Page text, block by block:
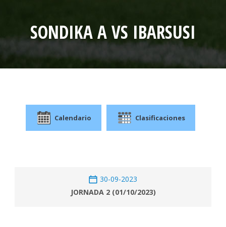
SONDIKA A VS IBARSUSI
Calendario Clasificaciones
30-09-2023
JORNADA 2 (01/10/2023)